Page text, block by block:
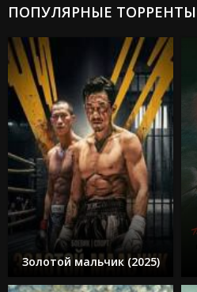
ПОПУЛЯРНЫЕ ТОРРЕНТЫ
Золотой мальчик (2025)